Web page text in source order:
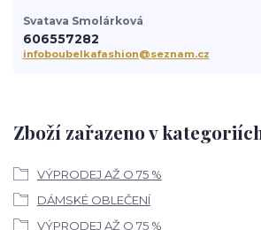
Zboží zařazeno v
VÝPRODEJ AŽ O 75 %
DÁMSKÉ OBLEČENÍ
VÝPRODEJ AŽ O 75 %
Svatava Smolárková
606557282
infoboubelkafashion@seznam.cz